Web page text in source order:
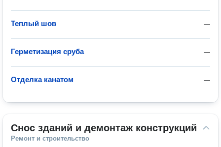
—
Теплый шов
—
Герметизация сруба
—
Отделка канатом
Снос зданий и демонтаж конструкций
Ремонт и строительство